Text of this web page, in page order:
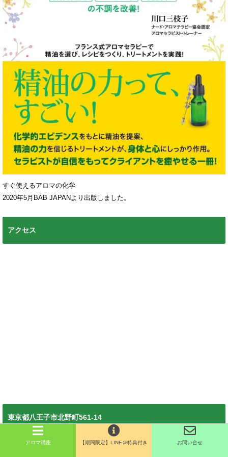
すぐ使えるアロマの化学
2020年5月BAB JAPANより出版しました。
アクセス
東京都八王子市北野町561-14
京王線北野駅徒歩4分
アロマ講座 【期間限定】LINE＠特典付き お問い合せ